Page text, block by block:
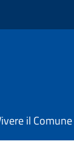
il Comune